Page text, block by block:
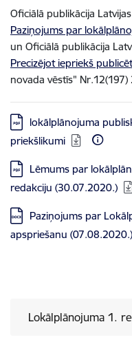
Oficiālā publikācija
Paziņojums par
un Oficiālā publikācija
Precizējot iepriekš
novada vēstīs"
Lejupielādēt:
lokālplānojuma
priekšlikumi
Lejupielādēt:
Lēmums par
redakciju (30.07.2020.)
Lejupielādēt:
Paziņojums par
apspriešanu (07.08.2020.)
Lokālplānojuma 1.